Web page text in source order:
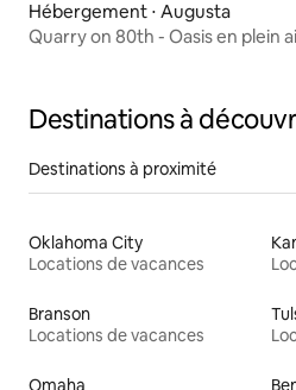
Hébergement ⋅ Augusta
Quarry on 80th - Oasis en plein
Destinations à
Destinations à proximité
Oklahoma City
Locations de vacances
Branson
Locations de vacances
Omaha